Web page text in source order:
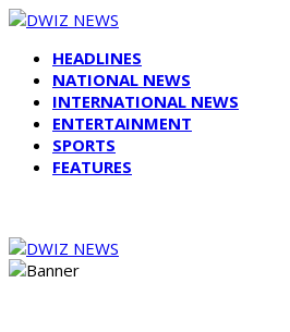
HEADLINES
NATIONAL NEWS
INTERNATIONAL NEWS
ENTERTAINMENT
SPORTS
FEATURES